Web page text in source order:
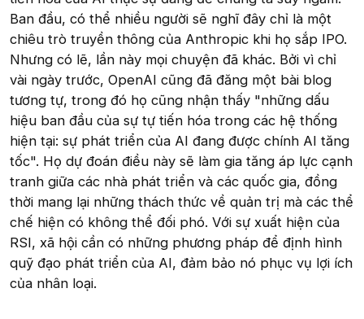
Ban đầu, có thể nhiều người sẽ nghĩ đây chỉ là một
chiêu trò truyền thông của Anthropic khi họ sắp IPO.
Nhưng có lẽ, lần này mọi chuyện đã khác. Bởi vì chỉ
vài ngày trước, OpenAI cũng đã đăng một bài blog
tương tự, trong đó họ cũng nhận thấy "những dấu
hiệu ban đầu của sự tự tiến hóa trong các hệ thống
hiện tại: sự phát triển của AI đang được chính AI tăng
tốc". Họ dự đoán điều này sẽ làm gia tăng áp lực cạnh
tranh giữa các nhà phát triển và các quốc gia, đồng
thời mang lại những thách thức về quản trị mà các thể
chế hiện có không thể đối phó. Với sự xuất hiện của
RSI, xã hội cần có những phương pháp để định hình
quỹ đạo phát triển của AI, đảm bảo nó phục vụ lợi ích
của nhân loại.